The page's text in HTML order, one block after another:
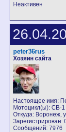
Неактивен
peter36rus
Хозяин сайта
Настоящее имя:
Мотоцикл(ы): CB-1
Откуда: Воронеж,
Зарегистрирован:
Сообщений: 7976